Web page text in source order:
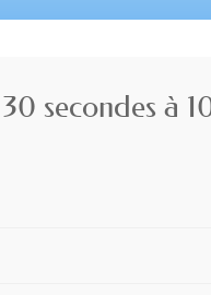
secondes à